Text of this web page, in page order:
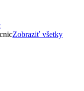
Zobraziť všetky